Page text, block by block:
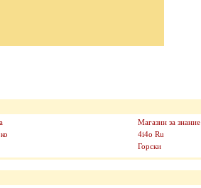
Магазин за знание
4i4o Ru
Горски